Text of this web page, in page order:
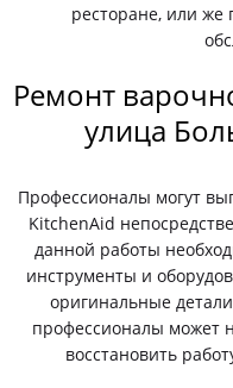
ресторане, или же
Ремонт
улица
Профессионалы могут
KitchenAid
данной работы
инструменты и
оригинальные
профессионалы может
восстановить